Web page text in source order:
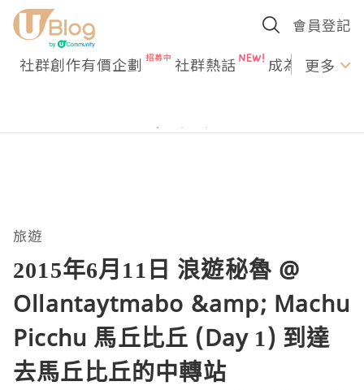
會員登記
社群創作有價企劃 社群熱話 成為U更多
旅遊
2015年6月11日 浪遊秘魯 @
Ollantaytmabo &amp; Machu
Picchu 馬丘比丘 (Day 1) 到達
去馬丘比丘的中轉站